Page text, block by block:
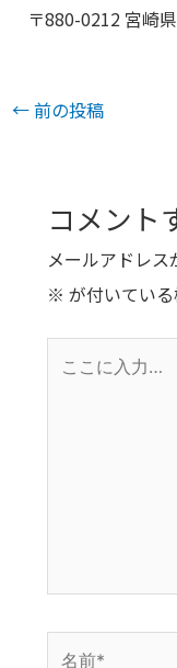
〒880-0212 宮崎
←前の投稿
コメント
メールアドレス
※ が付いてい